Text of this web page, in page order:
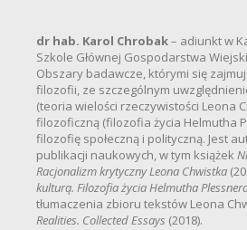
dr hab. Karol Chrobak– adiunkt w
Szkole Głównej Gospodarstwa
Obszary badawcze, którymi się
filozofii, ze szczególnym
(teoria wielości rzeczywistości Leona
filozoficzną (filozofia życia Helmutha
filozofię społeczną i polityczną. Jest
publikacji naukowych, w tym książek
Racjonalizm krytyczny Leona Chwistka
kulturą. Filozofia życia Helmutha
tłumaczenia zbioru tekstów Leona
Realities. Collected Essays (2018).